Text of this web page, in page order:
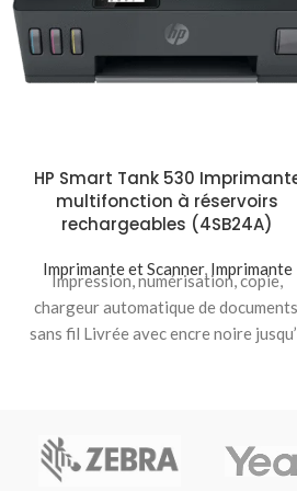
HP Smart Tank 530
multifonction à réservoirs
rechargeables (4SB24A)
Imprimante et Scanner, Imprimante
Impression, numérisation, copie,
chargeur automatique de
sans fil Livrée avec encre noire